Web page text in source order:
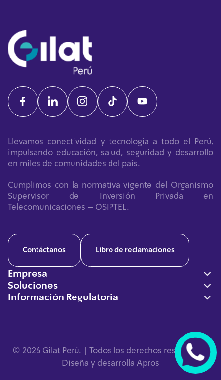
Llevamos conectividad y tecnología a todo el Perú,
impulsando educación, salud, seguridad y desarrollo
en miles de comunidades del país.
Cumplimos con la normativa vigente del Organismo
Supervisor de Inversión Privada en
Telecomunicaciones – OSIPTEL.
Contáctanos Libro de reclamaciones
Empresa
Nosotros
Soluciones
Defensa
Alerta Temprana
Información Regulatoria
Derechos ARCOP
Políticas de Cookies
Atención de Reclamos y Solicitudes en Línea
© 2026 Gilat Perú. | Todos los derechos reservados.
Diseña y desarrolla Apros